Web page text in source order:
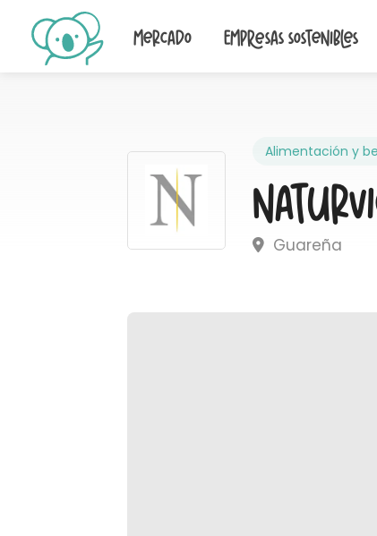
Mercado Empresas sostenibles
Alimentación y
Guareña